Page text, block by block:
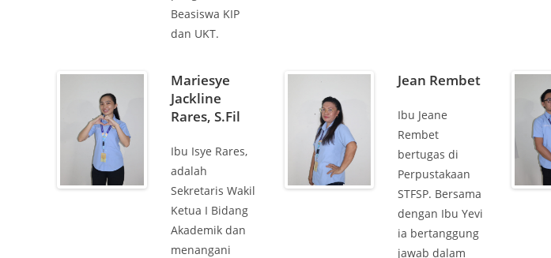
Beasiswa KIP
dan UKT.
Mariesye
Jackline
Rares, S.Fil
Ibu Isye Rares,
adalah
Sekretaris Wakil
Ketua I Bidang
Akademik dan
menangani
Jean Rembet
Ibu Jeane
Rembet
bertugas di
Perpustakaan
STFSP. Bersama
dengan Ibu Yevi
ia bertanggung
jawab dalam